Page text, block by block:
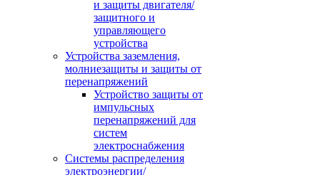
и защиты двигателя/
защитного и
управляющего
устройства
Устройства заземления,
молниезащиты и защиты от
перенапряжений
Устройство защиты от
импульсных
перенапряжений для
систем
электроснабжения
Системы распределения
электроэнергии/